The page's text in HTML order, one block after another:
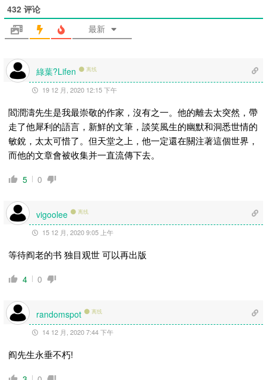
432 评论
最新
綠葉?Lifen 离线
19 12 月, 2020 12:15 下午
閻潤濤先生是我最崇敬的作家，沒有之一。他的離去太突然，帶
走了他犀利的語言，新鮮的文筆，談笑風生的幽默和洞悉世情的
敏銳，太太可惜了。但天堂之上，他一定還在關注著這個世界，
而他的文章會被收集并一直流傳下去。
5 0
vigoolee 离线
15 12 月, 2020 9:05 上午
等待阎老的书 独目观世 可以再出版
4 0
randomspot 离线
14 12 月, 2020 7:44 下午
阎先生永垂不朽!